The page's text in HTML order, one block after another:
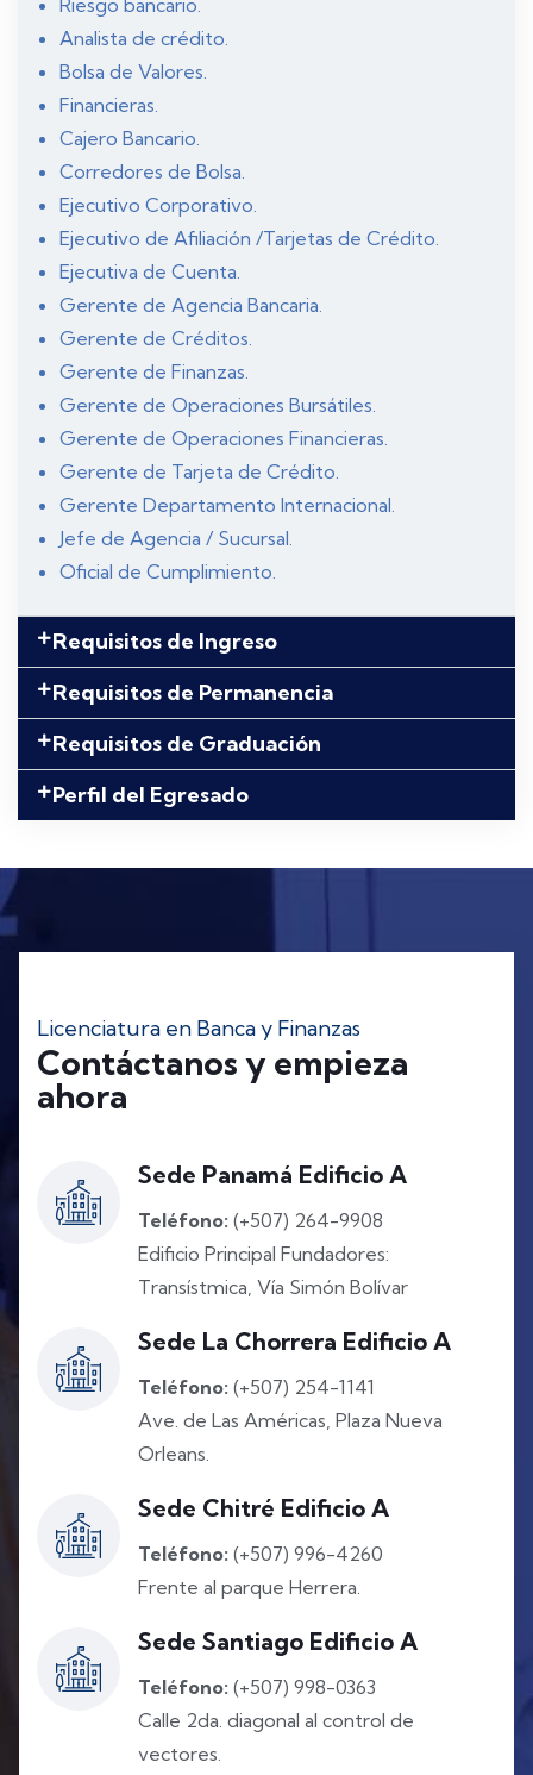
Riesgo bancario.
Analista de crédito.
Bolsa de Valores.
Financieras.
Cajero Bancario.
Corredores de Bolsa.
Ejecutivo Corporativo.
Ejecutivo de Afiliación /Tarjetas de Crédito.
Ejecutiva de Cuenta.
Gerente de Agencia Bancaria.
Gerente de Créditos.
Gerente de Finanzas.
Gerente de Operaciones Bursátiles.
Gerente de Operaciones Financieras.
Gerente de Tarjeta de Crédito.
Gerente Departamento Internacional.
Jefe de Agencia / Sucursal.
Oficial de Cumplimiento.
Requisitos de Ingreso
Requisitos de Permanencia
Requisitos de Graduación
Perfil del Egresado
Licenciatura en Banca y Finanzas
Contáctanos y empieza
ahora
Sede Panamá Edificio A
Teléfono: (+507) 264-9908
Edificio Principal Fundadores:
Transístmica, Vía Simón Bolívar
Sede La Chorrera Edificio A
Teléfono: (+507) 254-1141
Ave. de Las Américas, Plaza Nueva
Orleans.
Sede Chitré Edificio A
Teléfono: (+507) 996-4260
Frente al parque Herrera.
Sede Santiago Edificio A
Teléfono: (+507) 998-0363
Calle 2da. diagonal al control de
vectores.